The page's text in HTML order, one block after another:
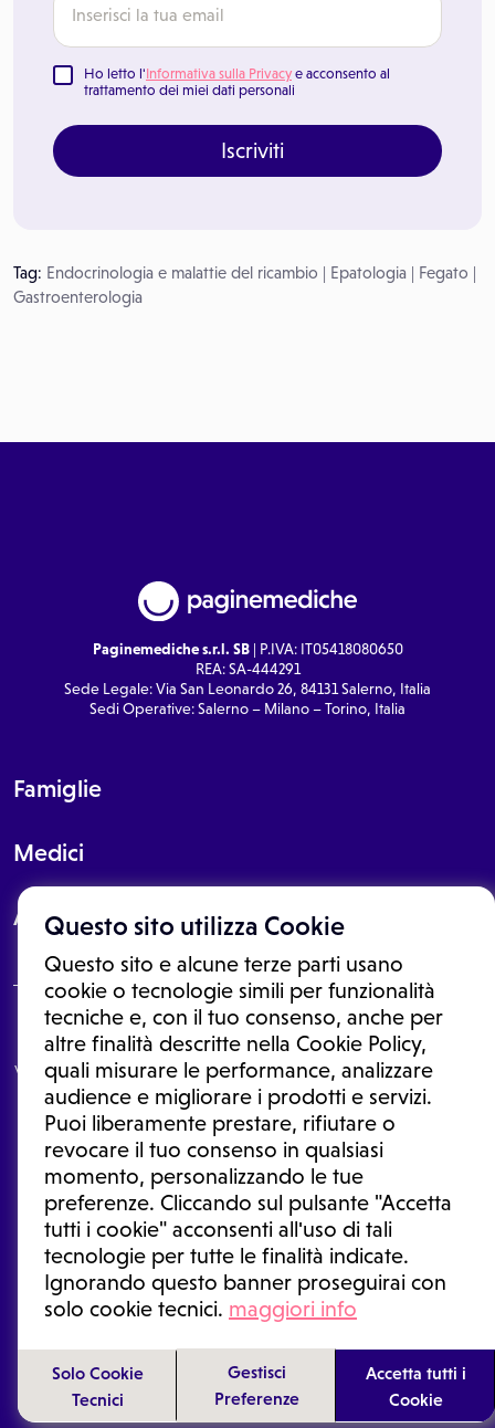
Questo sito utilizza Cookie
Questo sito e alcune terze parti usano
cookie o tecnologie simili per funzionalità
tecniche e, con il tuo consenso, anche per
altre finalità descritte nella Cookie Policy,
quali misurare le performance, analizzare
audience e migliorare i prodotti e servizi.
Puoi liberamente prestare, rifiutare o
revocare il tuo consenso in qualsiasi
momento, personalizzando le tue
preferenze. Cliccando sul pulsante "Accetta
tutti i cookie" acconsenti all'uso di tali
tecnologie per tutte le finalità indicate.
Ignorando questo banner proseguirai con
solo cookie tecnici. maggiori info
Solo Cookie
Tecnici
Gestisci
Preferenze
Accetta tutti i
Cookie
Ho letto l'Informativa sulla Privacy e acconsento al
trattamento dei miei dati personali
Iscriviti
Tag: Endocrinologia e malattie del ricambio | Epatologia | Fegato |
Gastroenterologia
Paginemediche s.r.l. SB| P.IVA: IT05418080650
REA: SA-444291
Sede Legale: Via San Leonardo 26, 84131 Salerno, Italia
Sedi Operative: Salerno – Milano – Torino, Italia
Famiglie
Medici
About
Le informazioni proposte in questo sito non sono un consulto medico.
In nessun caso, queste informazioni sostituiscono un consulto, una
visita o una diagnosi formulata dal medico. Non si devono considerare
le informazioni disponibili come suggerimenti per la formulazione di
una diagnosi, la determinazione di un trattamento o l'assunzione o
sospensione di un farmaco senza prima consultare un medico di
medicina generale o uno specialista.
Condizioni di utilizzo|Privacy Policy |Gestione cookie
Ⓒ 2026 | Tutti i diritti riservati.